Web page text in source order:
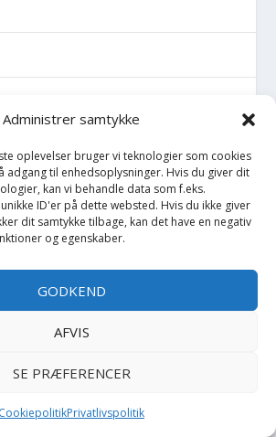
Administrer samtykke
oplevelser bruger vi teknologier som cookies
adgang til enhedsoplysninger. Hvis du giver dit
kan vi behandle data som f.eks.
ID'er på dette websted. Hvis du ikke giver
dit samtykke tilbage, kan det have en negativ
og egenskaber.
GODKEND
AFVIS
SE PRÆFERENCER
CookiepolitikPrivatlivspolitik